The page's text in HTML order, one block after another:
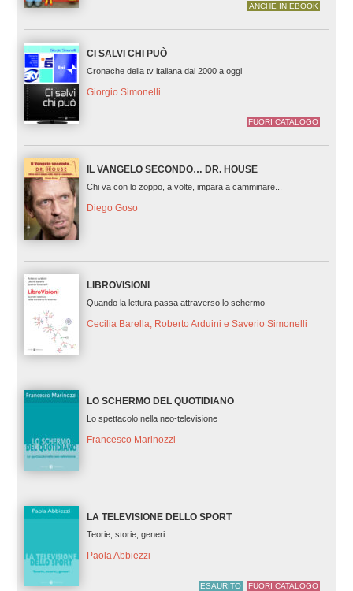
ANCHE IN EBOOK
CI SALVI CHI PUÒ
Cronache della tv italiana dal 2000 a oggi
Giorgio Simonelli
FUORI CATALOGO
IL VANGELO SECONDO… DR. HOUSE
Chi va con lo zoppo, a volte, impara a camminare...
Diego Goso
LIBROVISIONI
Quando la lettura passa attraverso lo schermo
Cecilia Barella, Roberto Arduini e Saverio Simonelli
LO SCHERMO DEL QUOTIDIANO
Lo spettacolo nella neo-televisione
Francesco Marinozzi
LA TELEVISIONE DELLO SPORT
Teorie, storie, generi
Paola Abbiezzi
ESAURITO FUORI CATALOGO